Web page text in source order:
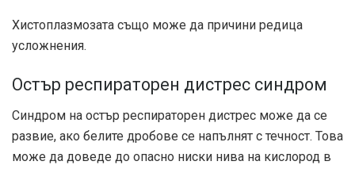
Хистоплазмозата също може да причини редица
усложнения.
Остър респираторен дистрес синдром
Синдром на остър респираторен дистрес може да се
развие, ако белите дробове се напълнят с течност. Това
може да доведе до опасно ниски нива на кислород в